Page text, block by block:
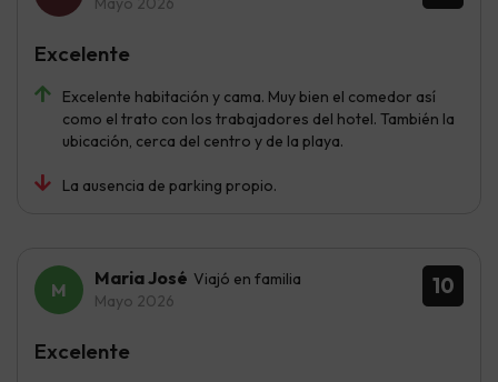
Excelente habitación y cama. Muy bien el comedor así
como el trato con los trabajadores del hotel. También la
ubicación, cerca del centro y de la playa.
La ausencia de parking propio.
Excelente
10
Maria José Viajó en familia
Mayo 2026
Excelente